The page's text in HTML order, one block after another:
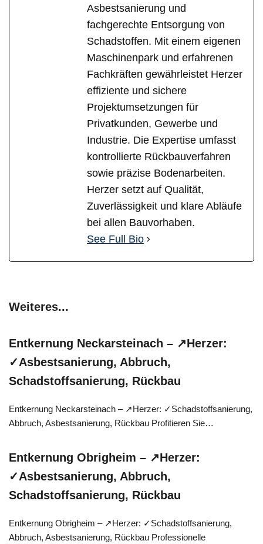
Asbestsanierung und
fachgerechte Entsorgung von
Schadstoffen. Mit einem eigenen
Maschinenpark und erfahrenen
Fachkräften gewährleistet Herzer
effiziente und sichere
Projektumsetzungen für
Privatkunden, Gewerbe und
Industrie. Die Expertise umfasst
kontrollierte Rückbauverfahren
sowie präzise Bodenarbeiten.
Herzer setzt auf Qualität,
Zuverlässigkeit und klare Abläufe
bei allen Bauvorhaben.
See Full Bio
Weiteres...
Entkernung Neckarsteinach – ↗️Herzer:
✓Asbestsanierung, Abbruch,
Schadstoffsanierung, Rückbau
Entkernung Neckarsteinach – ↗️Herzer: ✓Schadstoffsanierung,
Abbruch, Asbestsanierung, Rückbau Profitieren Sie…
Entkernung Obrigheim – ↗️Herzer:
✓Asbestsanierung, Abbruch,
Schadstoffsanierung, Rückbau
Entkernung Obrigheim – ↗️Herzer: ✓Schadstoffsanierung,
Abbruch, Asbestsanierung, Rückbau Professionelle